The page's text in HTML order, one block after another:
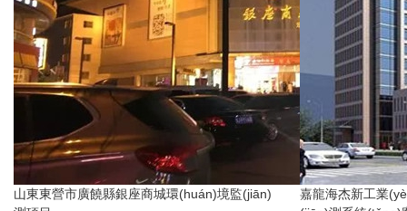
山東東營市廣饒縣銀座商城環(huán)境監(jiān)
嘉龍海杰新工業